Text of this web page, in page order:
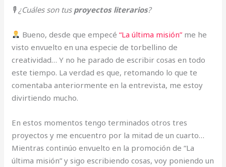
🎙 ¿Cuáles son tus proyectos literarios?
Bueno, desde que empecé“La última misión” me he
visto envuelto en una especie de torbellino de
creatividad… Y no he parado de escribir cosas en todo
este tiempo. La verdad es que, retomando lo que te
comentaba anteriormente en la entrevista, me estoy
divirtiendo mucho.
En estos momentos tengo terminados otros tres
proyectos y me encuentro por la mitad de un cuarto…
Mientras continúo envuelto en la promoción de “La
última misión” y sigo escribiendo cosas, voy poniendo un